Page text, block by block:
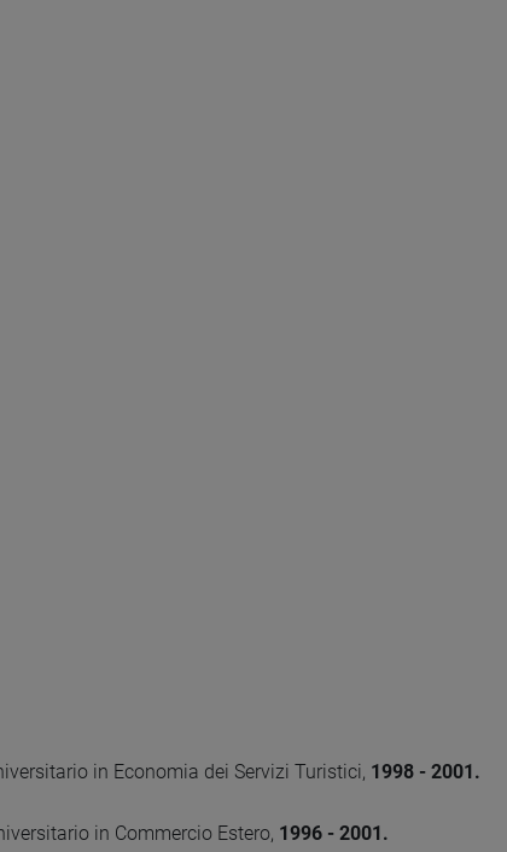
in Economia dei Servizi Turistici, 1998 - 2001.
in Commercio Estero, 1996 - 2001.